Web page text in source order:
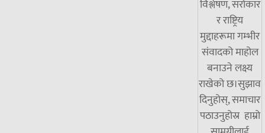
विश्लेषण, सरोकार
र राष्ट्रिय
मुद्दाहरूमा गम्भीर
संवादको माहोल
बनाउने लक्ष्य
राखेको छ।सुझाव
दिनुहोस्, समाचार
पठाउनुहोस्र हाम्रो